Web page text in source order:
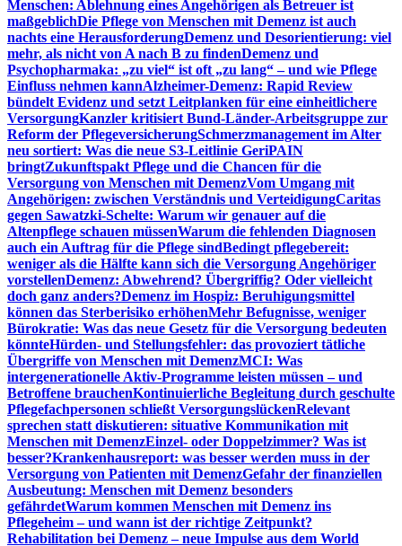
Menschen: Ablehnung eines Angehörigen als Betreuer ist
maßgeblichDie Pflege von Menschen mit Demenz ist auch
nachts eine HerausforderungDemenz und Desorientierung: viel
mehr, als nicht von A nach B zu findenDemenz und
Psychopharmaka: „zu viel“ ist oft „zu lang“ – und wie Pflege
Einfluss nehmen kannAlzheimer-Demenz: Rapid Review
bündelt Evidenz und setzt Leitplanken für eine einheitlichere
VersorgungKanzler kritisiert Bund-Länder-Arbeitsgruppe zur
Reform der PflegeversicherungSchmerzmanagement im Alter
neu sortiert: Was die neue S3-Leitlinie GeriPAIN
bringtZukunftspakt Pflege und die Chancen für die
Versorgung von Menschen mit DemenzVom Umgang mit
Angehörigen: zwischen Verständnis und VerteidigungCaritas
gegen Sawatzki-Schelte: Warum wir genauer auf die
Altenpflege schauen müssenWarum die fehlenden Diagnosen
auch ein Auftrag für die Pflege sindBedingt pflegebereit:
weniger als die Hälfte kann sich die Versorgung Angehöriger
vorstellenDemenz: Abwehrend? Übergriffig? Oder vielleicht
doch ganz anders?Demenz im Hospiz: Beruhigungsmittel
können das Sterberisiko erhöhenMehr Befugnisse, weniger
Bürokratie: Was das neue Gesetz für die Versorgung bedeuten
könnteHürden- und Stellungsfehler: das provoziert tätliche
Übergriffe von Menschen mit DemenzMCI: Was
intergenerationelle Aktiv-Programme leisten müssen – und
Betroffene brauchenKontinuierliche Begleitung durch geschulte
Pflegefachpersonen schließt VersorgungslückenRelevant
sprechen statt diskutieren: situative Kommunikation mit
Menschen mit DemenzEinzel- oder Doppelzimmer? Was ist
besser?Krankenhausreport: was besser werden muss in der
Versorgung von Patienten mit DemenzGefahr der finanziellen
Ausbeutung: Menschen mit Demenz besonders
gefährdetWarum kommen Menschen mit Demenz ins
Pflegeheim – und wann ist der richtige Zeitpunkt?
Rehabilitation bei Demenz – neue Impulse aus dem World